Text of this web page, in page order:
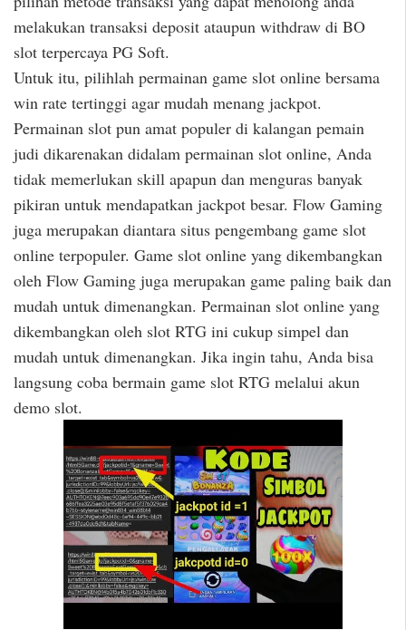
melakukan transaksi deposit ataupun withdraw di BO
slot terpercaya PG Soft.
Untuk itu, pilihlah permainan game slot online bersama
win rate tertinggi agar mudah menang jackpot.
Permainan slot pun amat populer di kalangan pemain
judi dikarenakan didalam permainan slot online, Anda
tidak memerlukan skill apapun dan menguras banyak
pikiran untuk mendapatkan jackpot besar. Flow Gaming
juga merupakan diantara situs pengembang game slot
online terpopuler. Game slot online yang dikembangkan
oleh Flow Gaming juga merupakan game paling baik dan
mudah untuk dimenangkan. Permainan slot online yang
dikembangkan oleh slot RTG ini cukup simpel dan
mudah untuk dimenangkan. Jika ingin tahu, Anda bisa
langsung coba bermain game slot RTG melalui akun
demo slot.